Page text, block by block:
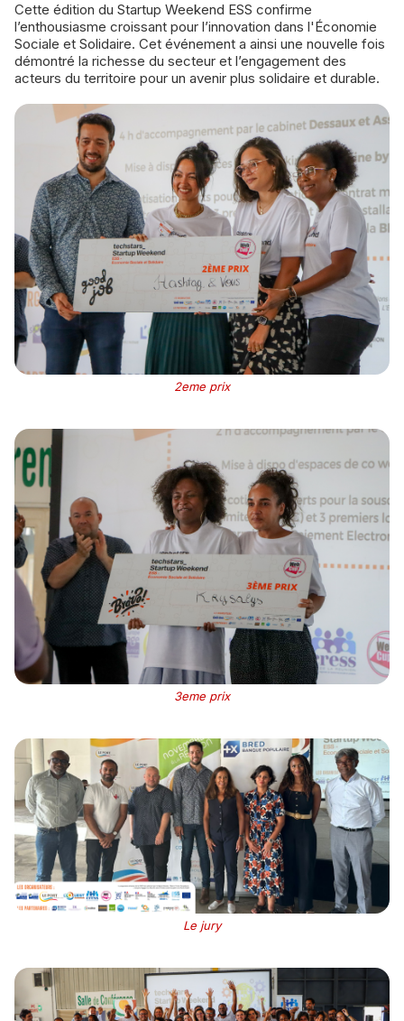
Cette édition du Startup Weekend ESS confirme
l’enthousiasme croissant pour l’innovation dans l'Économie
Sociale et Solidaire. Cet événement a ainsi une nouvelle fois
démontré la richesse du secteur et l’engagement des
acteurs du territoire pour un avenir plus solidaire et durable.
2eme prix
3eme prix
Le jury